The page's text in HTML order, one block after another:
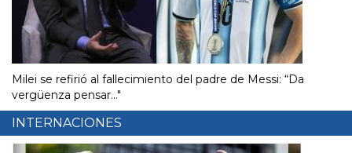
Milei se refirió al fallecimiento del padre de Messi: “Da
vergüenza pensar..."
INTERNACIONES